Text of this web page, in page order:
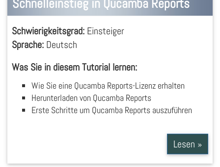
Schnelleinstieg in Qucamba Reports
Schwierigkeitsgrad: Einsteiger
Sprache: Deutsch
Was Sie in diesem Tutorial lernen:
Wie Sie eine Qucamba Reports-Lizenz erhalten
Herunterladen von Qucamba Reports
Erste Schritte um Qucamba Reports auszuführen
Lesen »